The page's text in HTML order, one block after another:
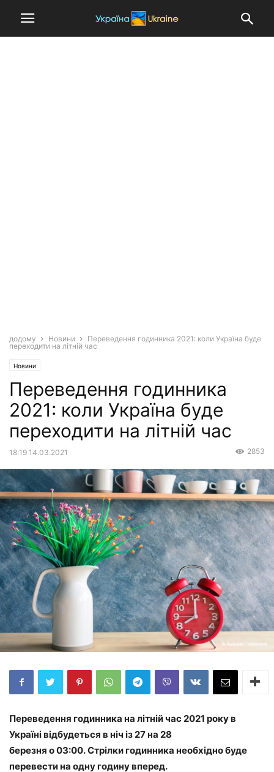
додому Новини
Переведення годинника 2021: коли Україна буде
переходити на літній час
Новини
Переведення годинника
2021: коли Україна буде
переходити на літній час
18:19 14.03.2021 2853
Переведення годинника на літній час 2021 року в
Україні відбудеться в ніч із 27 на 28
березня о 03:00. Стрілки годинника необхідно буде
перевести на одну годину вперед.